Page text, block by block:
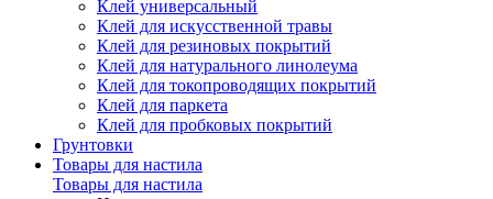
Клей универсальный
Клей для искусственной травы
Клей для резиновых покрытий
Клей для натурального линолеума
Клей для токопроводящих покрытий
Клей для паркета
Клей для пробковых покрытий
Грунтовки
Товары для настила
Товары для настила